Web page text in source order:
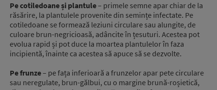
Pe cotiledoane și plantule– primele semne apar chiar de la
răsărire, la plantulele provenite din semințe infectate. Pe
cotiledoane se formează leziuni circulare sau alungite, de
culoare brun-negricioasă, adâncite în țesuturi. Acestea pot
evolua rapid și pot duce la moartea plantulelor în faza
incipientă, înainte ca acestea să apuce să se dezvolte.
Pe frunze– pe fața inferioară a frunzelor apar pete circulare
sau neregulate, brun-gălbui, cu o margine brună-roșietică,